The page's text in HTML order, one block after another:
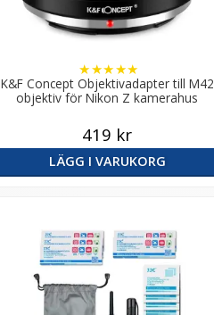
K&F Concept Objektivadapter till M42
objektiv för Nikon Z kamerahus
★★★★★
419 kr
LÄGG I VARUKORG